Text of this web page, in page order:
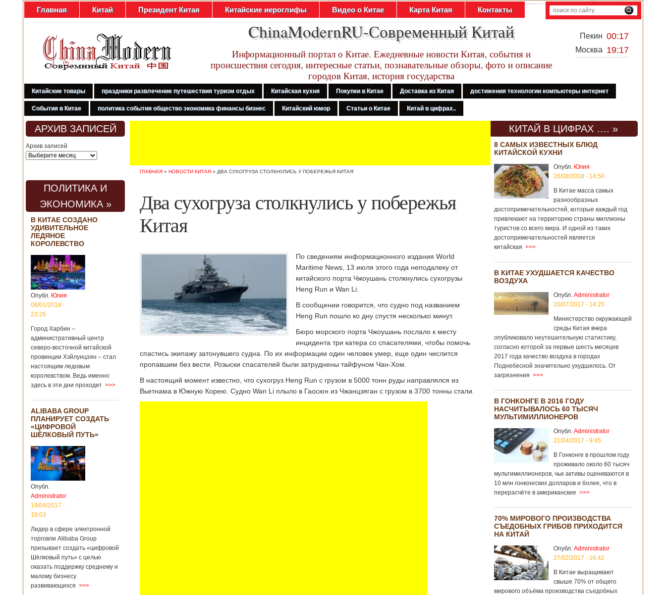
Главная Китай Президент Китая Китайские иероглифы Видео о Китае Карта Китая Контакты
ChinaModernRU-Современный Китай
Информационный портал о Китае. Ежедневные новости Китая, события и
происшествия сегодня, интересные статьи, познавательные обзоры, фото и описание
городов Китая, история государства
Пекин 00:17
Москва 19:17
Китайские товары праздники развлечение путешествия туризм отдых Китайская кухня Покупки в Китае Доставка из Китая достижения технологии компьютеры интернет
События в Китае политика события общество экономика финансы бизнес Китайский юмор Статьи о Китае Китай в цифрах..
АРХИВ ЗАПИСЕЙ
Архив записей
ПОЛИТИКА И
ЭКОНОМИКА »
В КИТАЕ СОЗДАНО
УДИВИТЕЛЬНОЕ
ЛЕДЯНОЕ
КОРОЛЕВСТВО
Опубл. Юлия
08/01/2018 -
23:26
Город Харбин –
административный центр
северо-восточной китайской
провинции Хэйлунцзян – стал
настоящим ледовым
королевством. Ведь именно
здесь в эти дни проходит >>>
ALIBABA GROUP
ПЛАНИРУЕТ СОЗДАТЬ
«ЦИФРОВОЙ
ШЁЛКОВЫЙ ПУТЬ»
Опубл.
Administrator
19/04/2017 -
19:03
Лидер в сфере электронной
торговли Alibaba Group
призывает создать «цифровой
Шёлковый путь» с целью
оказать поддержку среднему и
малому бизнесу
развивающихся >>>
ГЛАВНАЯ » НОВОСТИ КИТАЯ » ДВА СУХОГРУЗА СТОЛКНУЛИСЬ У ПОБЕРЕЖЬЯ КИТАЯ
Два сухогруза столкнулись у побережья
Китая
По сведениям информационного издания World
Maritime News, 13 июля этого года неподалеку от
китайского порта Чжоушань столкнулись сухогрузы
Heng Run и Wan Li.
В сообщении говорится, что судно под названием
Heng Run пошло ко дну спустя несколько минут.
Бюро морского порта Чжоушань послало к месту
инцидента три катера со спасателями, чтобы помочь
спастись экипажу затонувшего судна. По их информации один человек умер, еще один числится
пропавшим без вести. Розыски спасателей были затруднены тайфуном Чан-Хом.
В настоящий момент известно, что сухогруз Heng Run с грузом в 5000 тонн руды направлялся из
Вьетнама в Южную Корею. Судно Wan Li плыло в Гаосюн из Чжанцзяган с грузом в 3700 тонны стали.
КИТАЙ В ЦИФРАХ …. »
8 САМЫХ ИЗВЕСТНЫХ БЛЮД
КИТАЙСКОЙ КУХНИ
Опубл. Юлия
26/08/2018 - 14:50
В Китае масса самых
разнообразных
достопримечательностей, которые каждый год
привлекают на территорию страны миллионы
туристов со всего мира. И одной из таких
достопримечательностей является
китайская >>>
В КИТАЕ УХУДШАЕТСЯ КАЧЕСТВО
ВОЗДУХА
Опубл. Administrator
20/07/2017 - 14:25
Министерство окружающей
среды Китая вчера
опубликовало неутешительную статистику,
согласно которой за первые шесть месяцев
2017 года качество воздуха в городах
Поднебесной значительно ухудшилось. От
загрязнения >>>
В ГОНКОНГЕ В 2016 ГОДУ
НАСЧИТЫВАЛОСЬ 60 ТЫСЯЧ
МУЛЬТИМИЛЛИОНЕРОВ
Опубл. Administrator
21/04/2017 - 9:45
В Гонконге в прошлом году
проживало около 60 тысяч
мультимиллионеров, чьи активы оцениваются в
10 млн гонконгских долларов и более, что в
перерасчёте в американские >>>
70% МИРОВОГО ПРОИЗВОДСТВА
СЪЕДОБНЫХ ГРИБОВ ПРИХОДИТСЯ
НА КИТАЙ
Опубл. Administrator
27/02/2017 - 16:42
В Китае выращивают
свыше 70% от общего
мирового объёма производства съедобных